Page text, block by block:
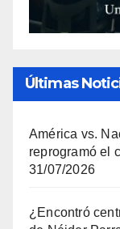
Últimas
América vs.
reprogramó el
31/07/2026
¿Encontró